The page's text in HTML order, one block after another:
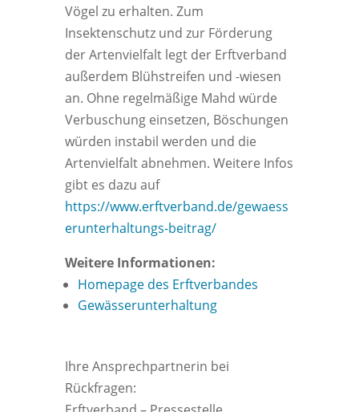
Vögel zu erhalten. Zum
Insektenschutz und zur Förderung
der Artenvielfalt legt der Erftverband
außerdem Blühstreifen und -wiesen
an. Ohne regelmäßige Mahd würde
Verbuschung einsetzen, Böschungen
würden instabil werden und die
Artenvielfalt abnehmen. Weitere Infos
gibt es dazu auf
https://www.erftverband.de/gewaess
erunterhaltungs-beitrag/
Weitere Informationen:
Homepage des Erftverbandes
Gewässerunterhaltung
Ihre Ansprechpartnerin bei
Rückfragen: